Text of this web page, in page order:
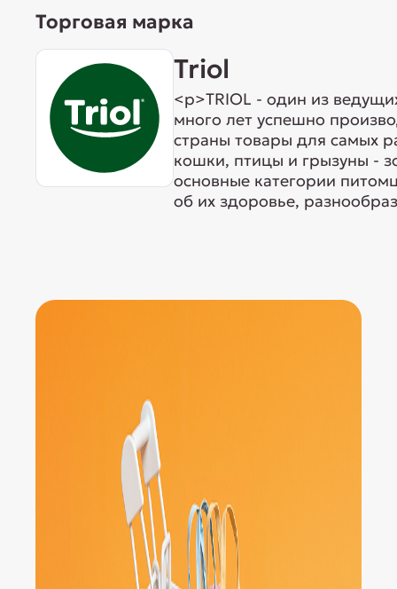
Торговая марка
Triol
<p>TRIOL - один из
много лет успешно
страны товары для самых
кошки, птицы и грызуны -
основные категории
об их здоровье,